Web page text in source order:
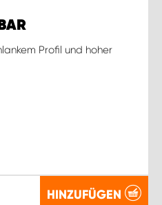
Profil und hoher
HINZUFÜGEN